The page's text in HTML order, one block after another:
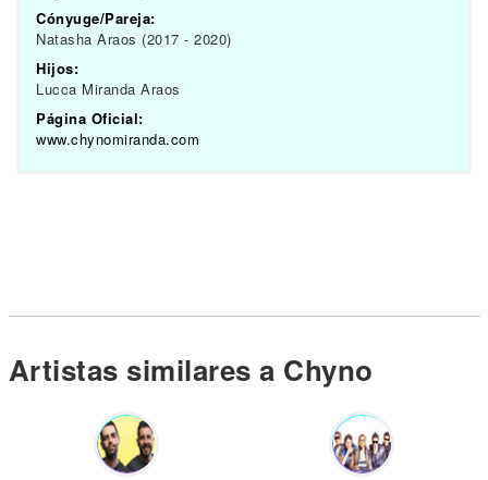
Cónyuge/Pareja:
Natasha Araos (2017 - 2020)
Hijos:
Lucca Miranda Araos
Página Oficial:
www.chynomiranda.com
Artistas similares a Chyno